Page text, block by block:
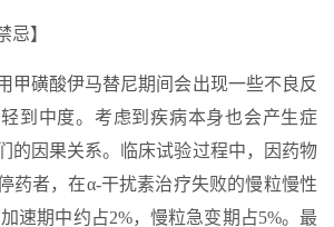
】
磺酸伊马替尼期间会出现一些不良反
到中度。考虑到疾病本身也会产生症
的因果关系。临床试验过程中，因药物
药者，在α-干扰素治疗失败的慢粒慢性
速期中约占2%，慢粒急变期占5%。最